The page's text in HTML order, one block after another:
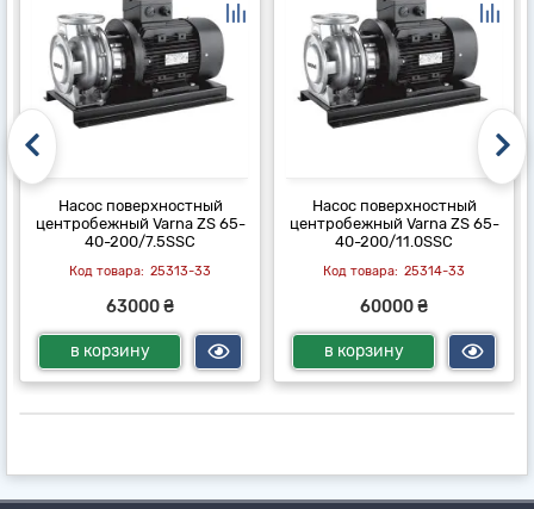
Насос поверхностный
центробежный Varna ZS 65-
40-200/7.5SSC
25313-33
63000 ₴
в корзину
Насос поверхностный
центробежный Varna ZS 65-
40-200/11.0SSC
25314-33
60000 ₴
в корзину